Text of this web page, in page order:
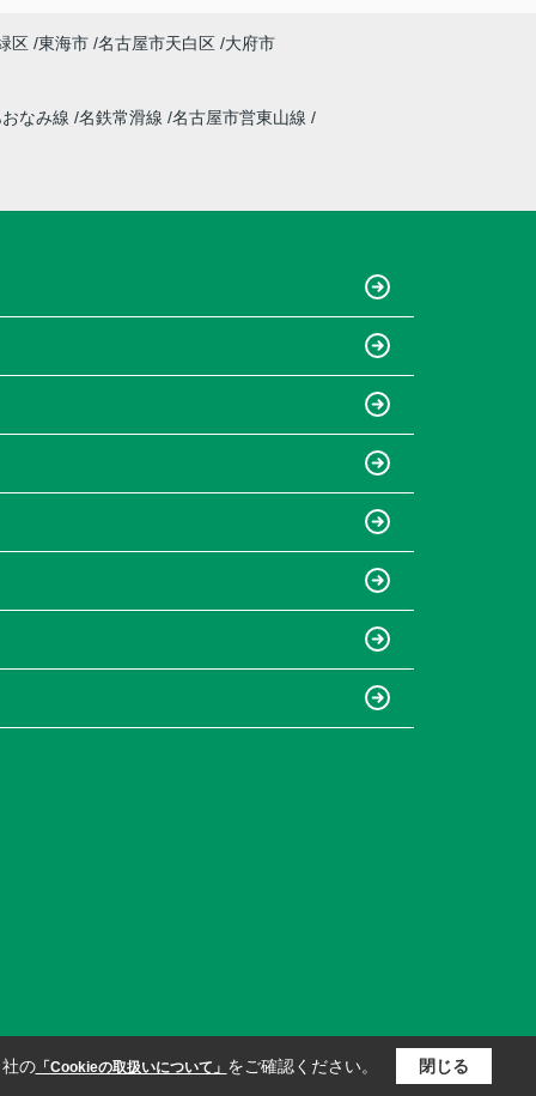
区 東海市 名古屋市天白区 大府市
なみ線 名鉄常滑線 名古屋市営東山線
の「Cookieの取扱いについて」 をご確認ください。 閉じる